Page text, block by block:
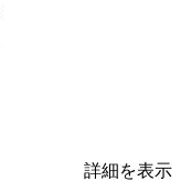
詳細を表示